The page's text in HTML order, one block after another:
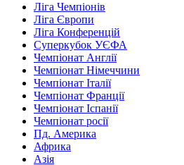
Ліга Чемпіонів
Ліга Європи
Ліга Конференцій
Суперкубок УЄФА
Чемпіонат Англії
Чемпіонат Німеччини
Чемпіонат Італії
Чемпіонат Франції
Чемпіонат Іспанії
Чемпіонат росії
Пд. Америка
Африка
Азія